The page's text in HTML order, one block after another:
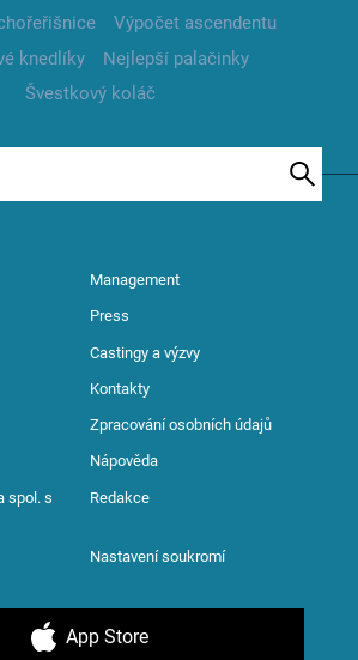
Výpočet ascendentu
knedlíky
Nejlepší palačinky
Švestkový koláč
Management
Press
Castingy a výzvy
Kontakty
Zpracování osobních údajů
Nápověda
spol. s
Redakce
Nastavení soukromí
App Store